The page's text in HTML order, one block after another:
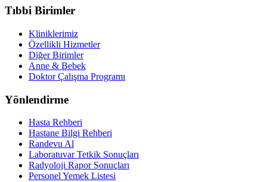
Tıbbi Birimler
Kliniklerimiz
Özellikli Hizmetler
Diğer Birimler
Anne & Bebek
Doktor Çalışma Programı
Yönlendirme
Hasta Rehberi
Hastane Bilgi Rehberi
Randevu Al
Laboratuvar Tetkik Sonuçları
Radyoloji Rapor Sonuçları
Personel Yemek Listesi